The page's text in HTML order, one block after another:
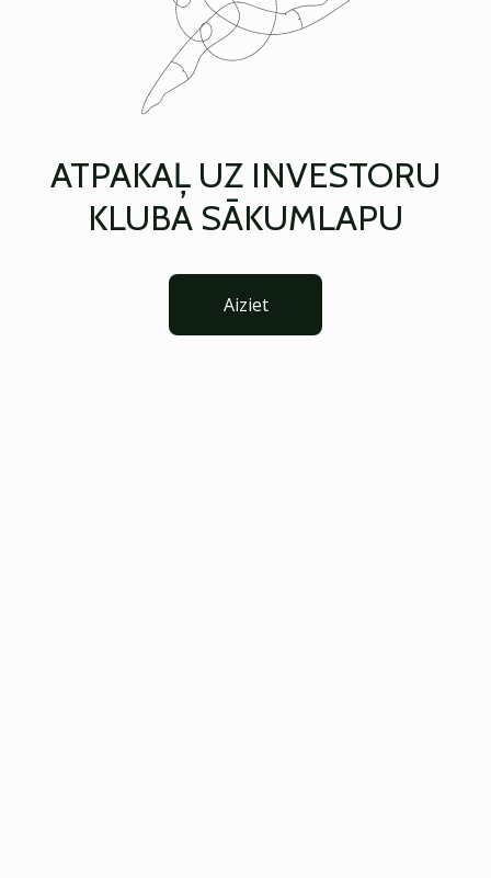
ATPAKAĻ UZ INVESTORU
KLUBA SĀKUMLAPU
Aiziet